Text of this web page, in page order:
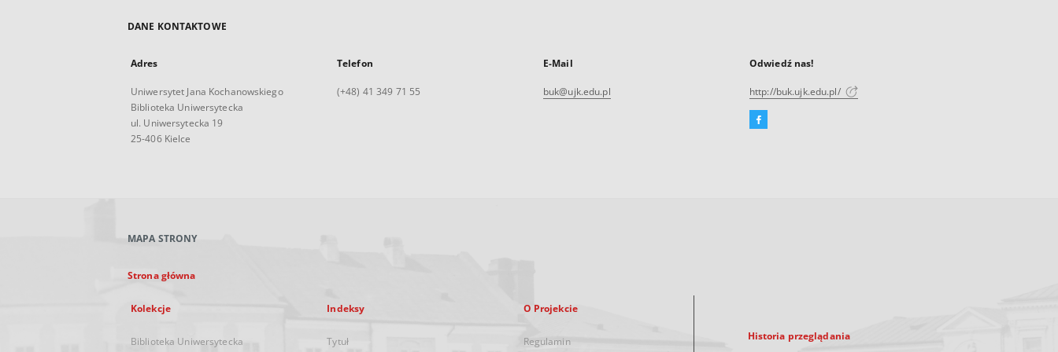
DANE KONTAKTOWE
Adres
Uniwersytet Jana Kochanowskiego
Biblioteka Uniwersytecka
ul. Uniwersytecka 19
25-406 Kielce
Telefon
(+48) 41 349 71 55
E-Mail
buk@ujk.edu.pl
Odwiedź nas!
http://buk.ujk.edu.pl/
Facebook
MAPA STRONY
Strona główna
Kolekcje
Biblioteka Uniwersytecka
Indeksy
Tytuł
O Projekcie
Regulamin Historia przeglądania